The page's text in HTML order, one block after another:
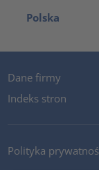
Polska
Dane firmy
Indeks stron
Polityka